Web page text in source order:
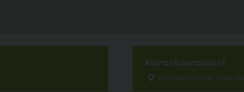
Koirankuonolaiset
Malminkartano, Helsinki